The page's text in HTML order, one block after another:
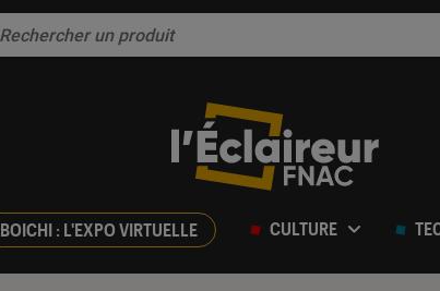
BOICHI : L'EXPO VIRTUELLE CULTURE